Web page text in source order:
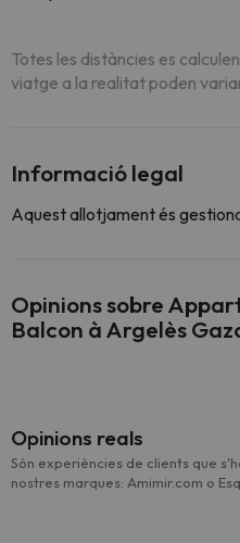
Totes les distàncies es
viatge a la realitat poden
Informació legal
Aquest allotjament és
Opinions sobre
Balcon à Argelès
Opinions reals
Són experiències de clients que
nostres marques: Amimir.com o